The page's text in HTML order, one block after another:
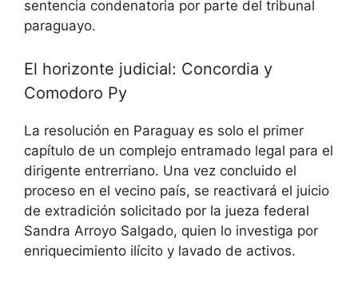
sentencia condenatoria por parte del tribunal
paraguayo.
El horizonte judicial: Concordia y
Comodoro Py
La resolución en Paraguay es solo el primer
capítulo de un complejo entramado legal para el
dirigente entrerriano. Una vez concluido el
proceso en el vecino país, se reactivará el juicio
de extradición solicitado por la jueza federal
Sandra Arroyo Salgado, quien lo investiga por
enriquecimiento ilícito y lavado de activos.